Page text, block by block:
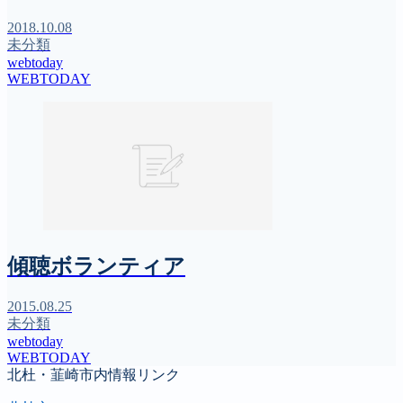
2018.10.08
未分類
webtoday
WEBTODAY
傾聴ボランティア
2015.08.25
未分類
webtoday
WEBTODAY
北杜・韮崎市内情報リンク